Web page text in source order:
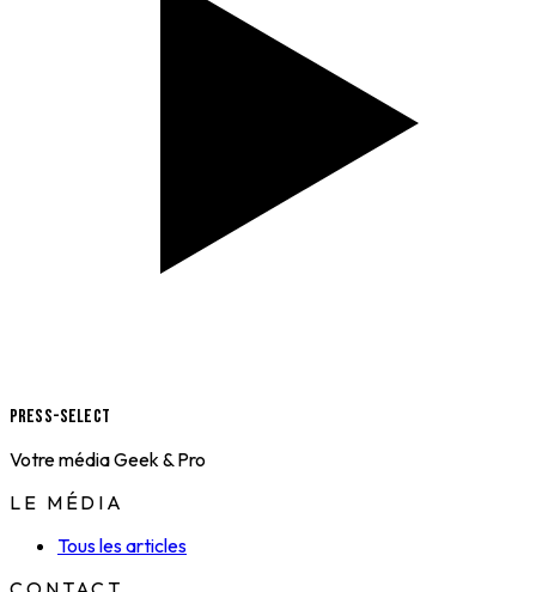
Press-Select
Votre média Geek & Pro
LE MÉDIA
Tous les articles